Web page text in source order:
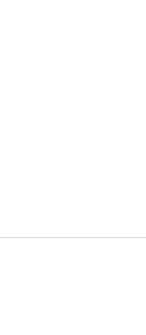
frais locaux à
sur le
un large
berbère,